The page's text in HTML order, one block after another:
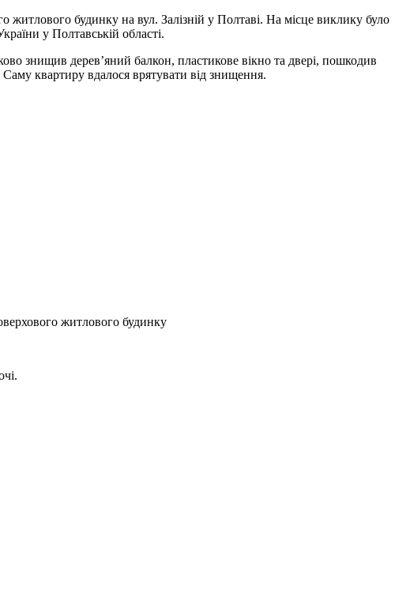
будинку на вул. Залізній у Полтаві. На місце виклику було
у Полтавській області.
знищив дерев’яний балкон, пластикове вікно та двері, пошкодив
квартиру вдалося врятувати від знищення.
житлового будинку